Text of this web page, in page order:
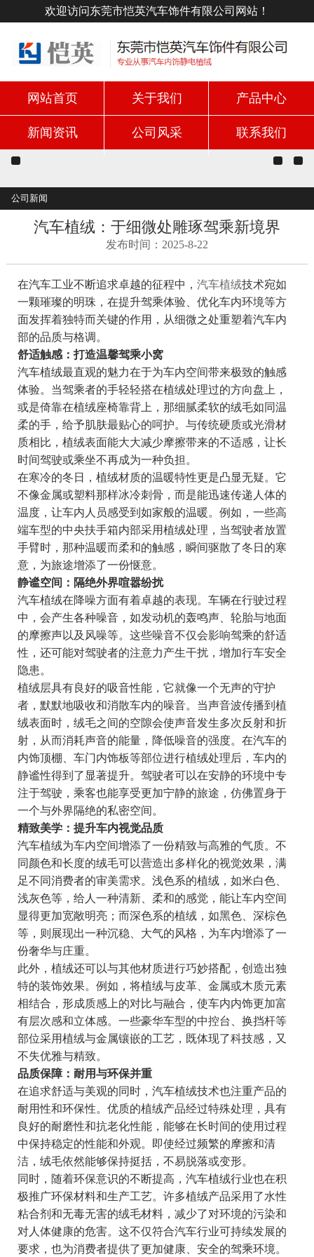
欢迎访问东莞市恺英汽车饰件有限公司网站！
网站首页 关于我们 产品中心
新闻资讯 公司风采 联系我们
公司新闻
汽车植绒：于细微处雕琢驾乘新境界
发布时间：2025-8-22
在汽车工业不断追求卓越的征程中， 汽车植绒技术宛如
一颗璀璨的明珠，在提升驾乘体验、优化车内环境等方
面发挥着独特而关键的作用，从细微之处重塑着汽车内
部的品质与格调。
舒适触感：打造温馨驾乘小窝
汽车植绒最直观的魅力在于为车内空间带来极致的触感
体验。当驾乘者的手轻轻搭在植绒处理过的方向盘上，
或是倚靠在植绒座椅靠背上，那细腻柔软的绒毛如同温
柔的手，给予肌肤最贴心的呵护。与传统硬质或光滑材
质相比，植绒表面能大大减少摩擦带来的不适感，让长
时间驾驶或乘坐不再成为一种负担。
在寒冷的冬日，植绒材质的温暖特性更是凸显无疑。它
不像金属或塑料那样冰冷刺骨，而是能迅速传递人体的
温度，让车内人员感受到如家般的温暖。例如，一些高
端车型的中央扶手箱内部采用植绒处理，当驾驶者放置
手臂时，那种温暖而柔和的触感，瞬间驱散了冬日的寒
意，为旅途增添了一份惬意。
静谧空间：隔绝外界喧嚣纷扰
汽车植绒在降噪方面有着卓越的表现。车辆在行驶过程
中，会产生各种噪音，如发动机的轰鸣声、轮胎与地面
的摩擦声以及风噪等。这些噪音不仅会影响驾乘的舒适
性，还可能对驾驶者的注意力产生干扰，增加行车安全
隐患。
植绒层具有良好的吸音性能，它就像一个无声的守护
者，默默地吸收和消散车内的噪音。当声音波传播到植
绒表面时，绒毛之间的空隙会使声音发生多次反射和折
射，从而消耗声音的能量，降低噪音的强度。在汽车的
内饰顶棚、车门内饰板等部位进行植绒处理后，车内的
静谧性得到了显著提升。驾驶者可以在安静的环境中专
注于驾驶，乘客也能享受更加宁静的旅途，仿佛置身于
一个与外界隔绝的私密空间。
精致美学：提升车内视觉品质
汽车植绒为车内空间增添了一份精致与高雅的气质。不
同颜色和长度的绒毛可以营造出多样化的视觉效果，满
足不同消费者的审美需求。浅色系的植绒，如米白色、
浅灰色等，给人一种清新、柔和的感觉，能让车内空间
显得更加宽敞明亮；而深色系的植绒，如黑色、深棕色
等，则展现出一种沉稳、大气的风格，为车内增添了一
份奢华与庄重。
此外，植绒还可以与其他材质进行巧妙搭配，创造出独
特的装饰效果。例如，将植绒与皮革、金属或木质元素
相结合，形成质感上的对比与融合，使车内内饰更加富
有层次感和立体感。一些豪华车型的中控台、换挡杆等
部位采用植绒与金属镶嵌的工艺，既体现了科技感，又
不失优雅与精致。
品质保障：耐用与环保并重
在追求舒适与美观的同时，汽车植绒技术也注重产品的
耐用性和环保性。优质的植绒产品经过特殊处理，具有
良好的耐磨性和抗老化性能，能够在长时间的使用过程
中保持稳定的性能和外观。即使经过频繁的摩擦和清
洁，绒毛依然能够保持挺括，不易脱落或变形。
同时，随着环保意识的不断提高，汽车植绒行业也在积
极推广环保材料和生产工艺。许多植绒产品采用了水性
粘合剂和无毒无害的绒毛材料，减少了对环境的污染和
对人体健康的危害。这不仅符合汽车行业可持续发展的
要求，也为消费者提供了更加健康、安全的驾乘环境。